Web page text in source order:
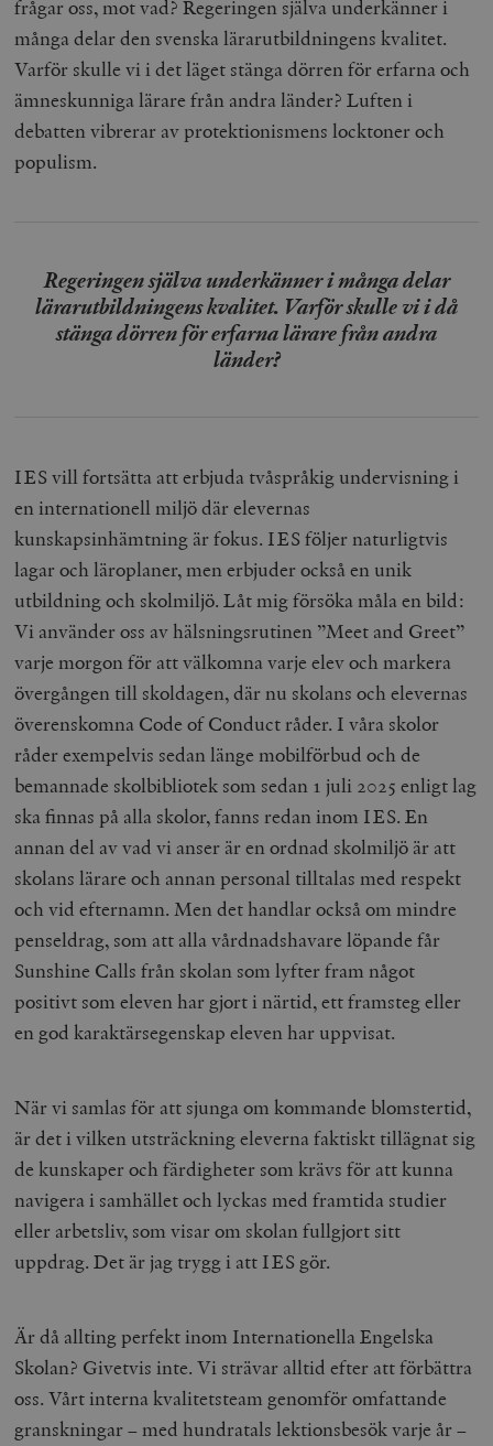
frågar oss, mot vad? Regeringen själva underkänner i
många delar den svenska lärarutbildningens kvalitet.
Varför skulle vi i det läget stänga dörren för erfarna och
ämneskunniga lärare från andra länder? Luften i
debatten vibrerar av protektionismens locktoner och
populism.
Regeringen själva underkänner i många delar
lärarutbildningens kvalitet. Varför skulle vi i då
stänga dörren för erfarna lärare från andra
länder?
IES vill fortsätta att erbjuda tvåspråkig undervisning i
en internationell miljö där elevernas
kunskapsinhämtning är fokus. IES följer naturligtvis
lagar och läroplaner, men erbjuder också en unik
utbildning och skolmiljö. Låt mig försöka måla en bild:
Vi använder oss av hälsningsrutinen ”Meet and Greet”
varje morgon för att välkomna varje elev och markera
övergången till skoldagen, där nu skolans och elevernas
överenskomna Code of Conduct råder. I våra skolor
råder exempelvis sedan länge mobilförbud och de
bemannade skolbibliotek som sedan 1 juli 2025 enligt lag
ska finnas på alla skolor, fanns redan inom IES. En
annan del av vad vi anser är en ordnad skolmiljö är att
skolans lärare och annan personal tilltalas med respekt
och vid efternamn. Men det handlar också om mindre
penseldrag, som att alla vårdnadshavare löpande får
Sunshine Calls från skolan som lyfter fram något
positivt som eleven har gjort i närtid, ett framsteg eller
en god karaktärsegenskap eleven har uppvisat.
När vi samlas för att sjunga om kommande blomstertid,
är det i vilken utsträckning eleverna faktiskt tillägnat sig
de kunskaper och färdigheter som krävs för att kunna
navigera i samhället och lyckas med framtida studier
eller arbetsliv, som visar om skolan fullgjort sitt
uppdrag. Det är jag trygg i att IES gör.
Är då allting perfekt inom Internationella Engelska
Skolan? Givetvis inte. Vi strävar alltid efter att förbättra
oss. Vårt interna kvalitetsteam genomför omfattande
granskningar – med hundratals lektionsbesök varje år –